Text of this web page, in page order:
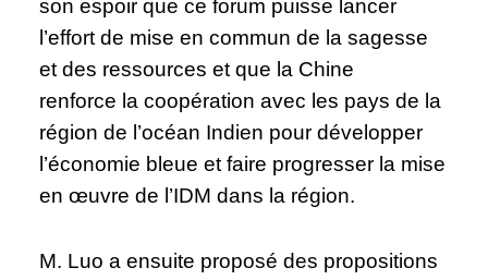
son espoir que ce forum puisse lancer
l’effort de mise en commun de la sagesse
et des ressources et que la Chine
renforce la coopération avec les pays de la
région de l’océan Indien pour développer
l’économie bleue et faire progresser la mise
en œuvre de l’IDM dans la région.
M. Luo a ensuite proposé des propositions